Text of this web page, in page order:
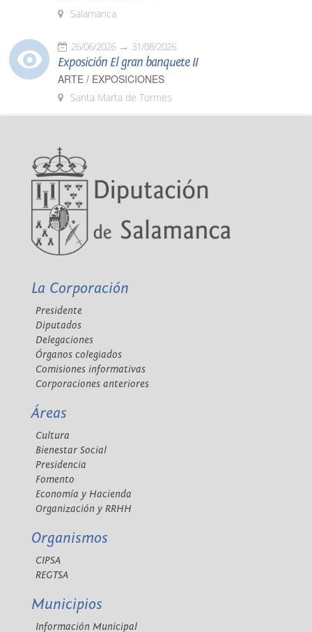
Salamanca
26/06/2026 31/08/2026
Exposición El gran banquete II
ARTE / EXPOSICIONES
Santa Marta de Tormes
La Corporación
Presidente
Diputados
Delegaciones
Órganos colegiados
Comisiones informativas
Corporaciones anteriores
Áreas
Cultura
Bienestar Social
Presidencia
Fomento
Economía y Hacienda
Organización y RRHH
Organismos
CIPSA
REGTSA
Municipios
Información Municipal